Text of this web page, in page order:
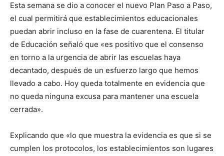
Esta semana se dio a conocer el nuevo Plan Paso a Paso,
el cual permitirá que establecimientos educacionales
puedan abrir incluso en la fase de cuarentena. El titular
de Educación señaló que «es positivo que el consenso
en torno a la urgencia de abrir las escuelas haya
decantado, después de un esfuerzo largo que hemos
llevado a cabo. Hoy queda totalmente en evidencia que
no queda ninguna excusa para mantener una escuela
cerrada».
Explicando que «lo que muestra la evidencia es que si se
cumplen los protocolos, los establecimientos son lugares